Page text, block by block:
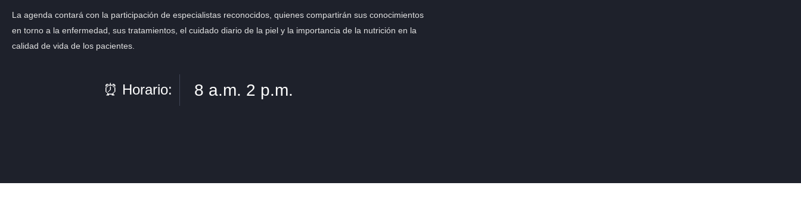
La agenda contará con la participación de especialistas reconocidos, quienes compartirán sus conocimientos
en torno a la enfermedad, sus tratamientos, el cuidado diario de la piel y la importancia de la nutrición en la
calidad de vida de los pacientes.
⏰ Horario: 8 a.m. 2 p.m.